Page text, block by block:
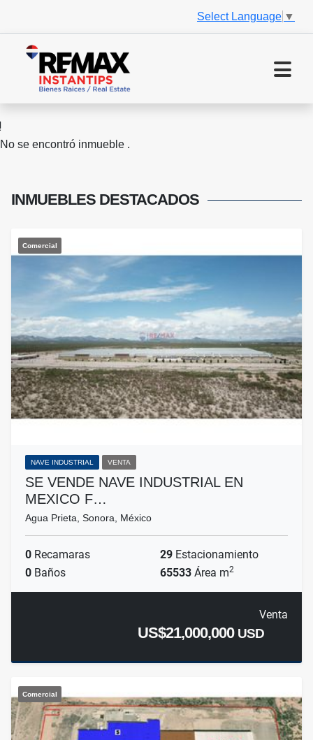
Select Language ▼
No se encontró inmueble .
INMUEBLES DESTACADOS
Comercial
NAVE INDUSTRIAL VENTA
SE VENDE NAVE INDUSTRIAL EN
MEXICO F…
Agua Prieta, Sonora, México
0 Recamaras 29 Estacionamiento
0 Baños 65533 Área m2
Venta
US$21,000,000 USD
Comercial